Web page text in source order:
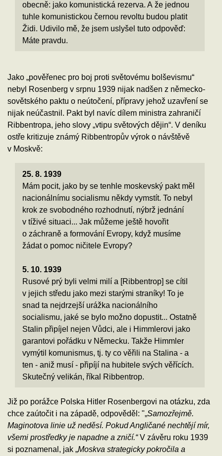
obecně: jako komunistická rezerva. A že jednou
tuhle komunistickou černou revoltu budou platit
Židi. Udivilo mě, že jsem uslyšel tuto odpověď:
Máte pravdu.
Jako „pověřenec pro boj proti světovému bolševismu“
nebyl Rosenberg v srpnu 1939 nijak nadšen z německo-
sovětského paktu o neútočení, přípravy jehož uzavření se
nijak neúčastnil. Pakt byl navíc dílem ministra zahraničí
Ribbentropa, jeho slovy „vtipu světových dějin“. V deníku
ostře kritizuje známý Ribbentropův výrok o návštěvě
v Moskvě:
25. 8. 1939
Mám pocit, jako by se tenhle moskevský pakt měl
nacionálnímu socialismu někdy vymstít. To nebyl
krok ze svobodného rozhodnutí, nýbrž jednání
v tíživé situaci... Jak můžeme ještě hovořit
o záchraně a formování Evropy, když musíme
žádat o pomoc ničitele Evropy?
5. 10. 1939
Rusové prý byli velmi milí a [Ribbentrop] se cítil
v jejich středu jako mezi starými straníky! To je
snad ta nejdrzejší urážka nacionálního
socialismu, jaké se bylo možno dopustit... Ostatně
Stalin připíjel nejen Vůdci, ale i Himmlerovi jako
garantovi pořádku v Německu. Takže Himmler
vymýtil komunismus, tj. ty co věřili na Stalina - a
ten - aniž musí - připíjí na hubitele svých věřících.
Skutečný velikán, říkal Ribbentrop.
Již po porážce Polska Hitler Rosenbergovi na otázku, zda
chce zaútočit i na západě, odpověděl: "„Samozřejmě.
Maginotova linie už neděsí. Pokud Angličané nechtějí mír,
všemi prostředky je napadne a zničí.“V závěru roku 1939
si poznamenal, jak „Moskva strategicky pokročila a